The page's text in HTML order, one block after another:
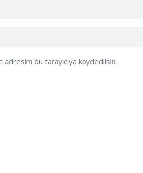
adresim bu tarayıcıya kaydedilsin.